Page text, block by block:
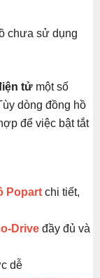
chưa sử dụng
tử một số
dòng đồng hồ
để việc bật tắt
Popart chi tiết,
Drive đầy đủ và
dễ